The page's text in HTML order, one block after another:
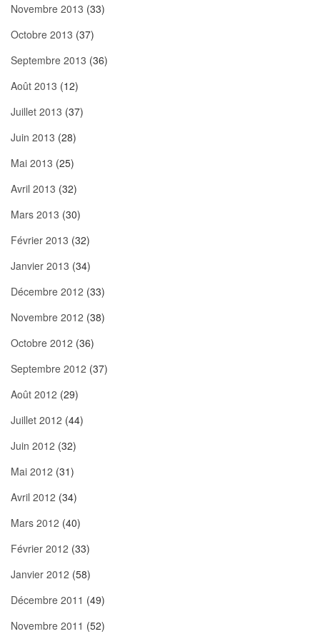
Novembre 2013 (33)
Octobre 2013 (37)
Septembre 2013 (36)
Août 2013 (12)
Juillet 2013 (37)
Juin 2013 (28)
Mai 2013 (25)
Avril 2013 (32)
Mars 2013 (30)
Février 2013 (32)
Janvier 2013 (34)
Décembre 2012 (33)
Novembre 2012 (38)
Octobre 2012 (36)
Septembre 2012 (37)
Août 2012 (29)
Juillet 2012 (44)
Juin 2012 (32)
Mai 2012 (31)
Avril 2012 (34)
Mars 2012 (40)
Février 2012 (33)
Janvier 2012 (58)
Décembre 2011 (49)
Novembre 2011 (52)